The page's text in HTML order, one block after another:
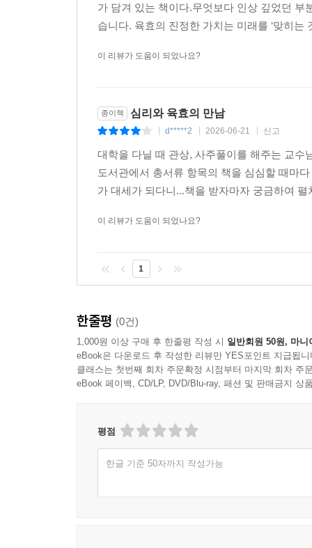
이성적인 통찰과 창조적인 에너지로 승화시키
감정의 조각들을 외면하지 않고 온전한 나의 일
가 담겨 있는 책이다.무엇보다 인상 깊었던 부
습니다. 육효의 진정한 가치는 미래를 ‘맞히
이 리뷰가 도움이 되었나요?
종이책 심리와 육효의 만남
d*****2 2026-06-21 신고
대학을 다닐 때 관상, 사주풀이를 해주는 교수
도서관에서 총서류 항목의 책을 심심할 때마
가 대세가 되다니...책을 받자마자 궁금하여
이 리뷰가 도움이 되었나요?
1
한줄평 (0건)
1,000원 이상 구매 후 한줄평 작성 시 일반회원 50원, 마니
eBook은 다운로드 후 작성한 리뷰만 YES포인트 지급됩니
클래스는 첫번째 회차 주문확정 시점부터 마지막 회차 주
eBook 페이백, CD/LP, DVD/Blu-ray, 패션 및 판매금지 상
평점
한글 기준 50자까지 작성가능